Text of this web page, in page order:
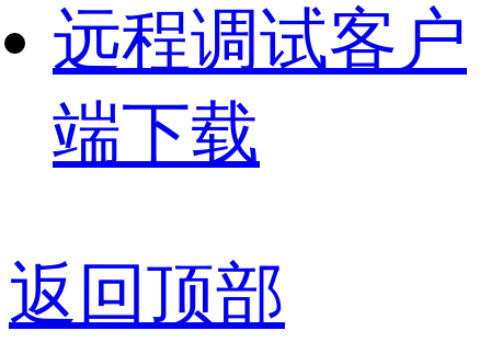
远程调试客户
端下载
返回顶部